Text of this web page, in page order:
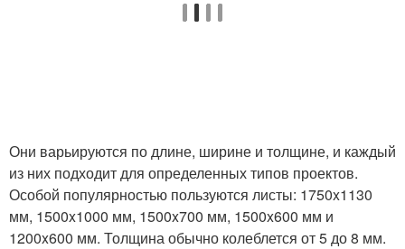
Они варьируются по длине, ширине и толщине, и каждый
из них подходит для определенных типов проектов.
Особой популярностью пользуются листы: 1750x1130
мм, 1500x1000 мм, 1500x700 мм, 1500x600 мм и
1200x600 мм. Толщина обычно колеблется от 5 до 8 мм.